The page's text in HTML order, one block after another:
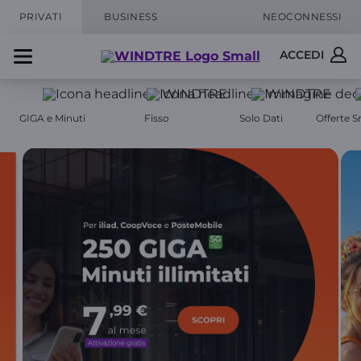
PRIVATI BUSINESS NEOCONNESSI
ACCEDI
GIGA e Minuti Fisso Solo Dati Offerte